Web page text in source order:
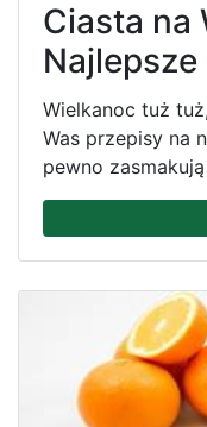
Ciasta na
Wielkanoc tuż
Was przepisy na
pewno